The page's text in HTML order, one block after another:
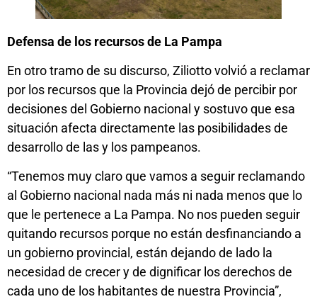
Defensa de los recursos de La Pampa
En otro tramo de su discurso, Ziliotto volvió a reclamar
por los recursos que la Provincia dejó de percibir por
decisiones del Gobierno nacional y sostuvo que esa
situación afecta directamente las posibilidades de
desarrollo de las y los pampeanos.
“Tenemos muy claro que vamos a seguir reclamando
al Gobierno nacional nada más ni nada menos que lo
que le pertenece a La Pampa. No nos pueden seguir
quitando recursos porque no están desfinanciando a
un gobierno provincial, están dejando de lado la
necesidad de crecer y de dignificar los derechos de
cada uno de los habitantes de nuestra Provincia”,